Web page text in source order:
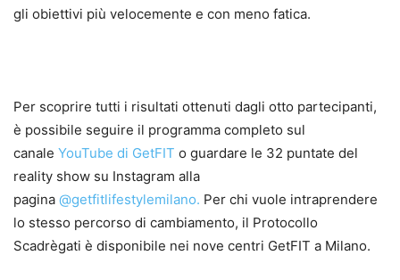
gli obiettivi più velocemente e con meno fatica.
Per scoprire tutti i risultati ottenuti dagli otto partecipanti,
è possibile seguire il programma completo sul
canale YouTube di GetFIT o guardare le 32 puntate del
reality show su Instagram alla
pagina @getfitlifestylemilano. Per chi vuole intraprendere
lo stesso percorso di cambiamento, il Protocollo
Scadrègati è disponibile nei nove centri GetFIT a Milano.